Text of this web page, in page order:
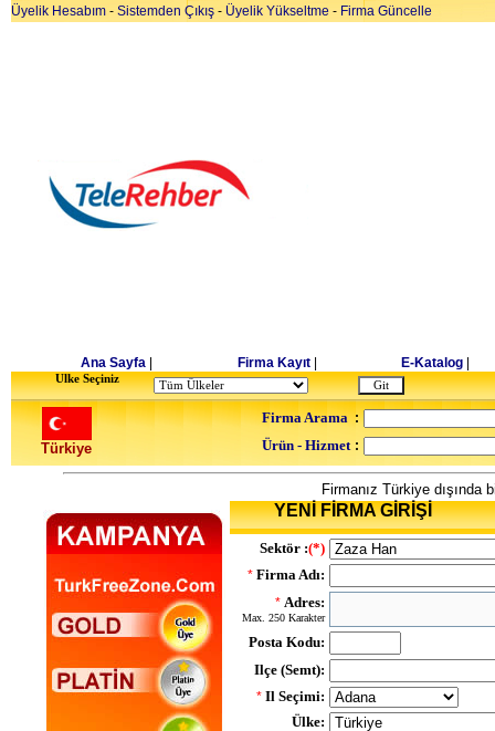
Üyelik Hesabım - Sistemden Çıkış - Üyelik Yükseltme - Firma Güncelle
Ana Sayfa Firma Kayıt E-Katalog|
Ulke Seçiniz
Türkiye
Firma Arama :
Ürün - Hizmet :
Firmanız Türkiye
YENİ FİRMA GİRİŞİ
Sektör :(*)
* Firma Adı:
* Adres:
Max. 250 Karakter
Posta Kodu:
Ilçe (Semt):
* Il Seçimi:
Ülke: